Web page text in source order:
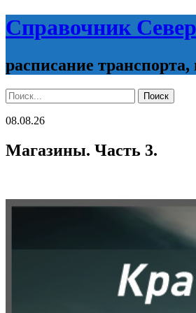
Справочник
расписание
Поиск: Поиск
08.08.26
Магазины. Часть 3.